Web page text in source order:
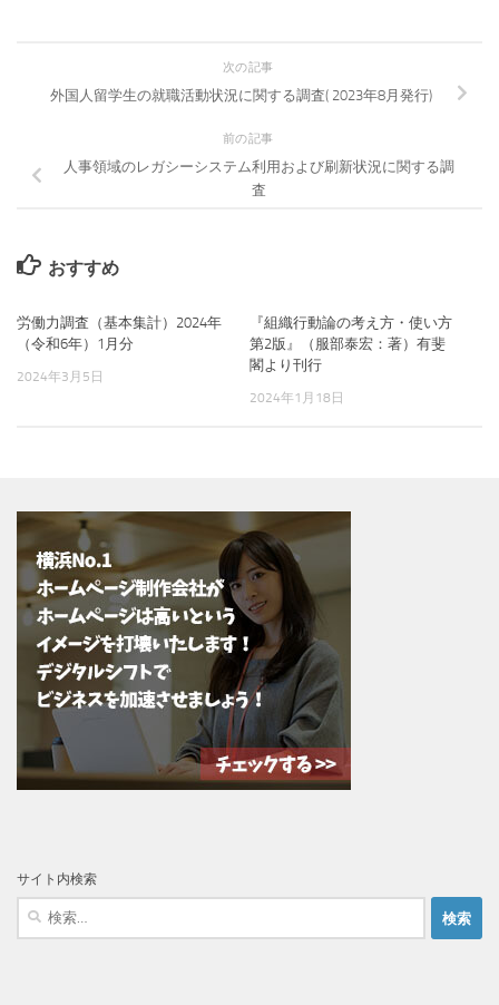
次の記事
外国人留学生の就職活動状況に関する調査( 2023年8月発行)
前の記事
人事領域のレガシーシステム利用および刷新状況に関する調
査
おすすめ
労働力調査（基本集計）2024年
（令和6年）1月分
2024年3月5日
『組織行動論の考え方・使い方
第2版』（服部泰宏：著）有斐
閣より刊行
2024年1月18日
サイト内検索
検